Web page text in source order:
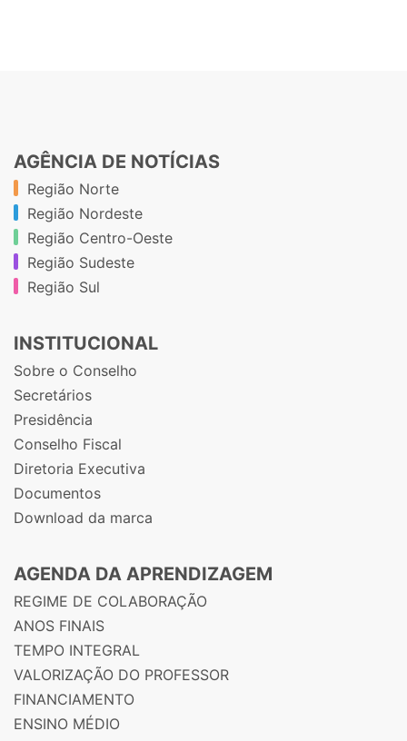
AGÊNCIA DE NOTÍCIAS
Região Norte
Região Nordeste
Região Centro-Oeste
Região Sudeste
Região Sul
INSTITUCIONAL
Sobre o Conselho
Secretários
Presidência
Conselho Fiscal
Diretoria Executiva
Documentos
Download da marca
AGENDA DA APRENDIZAGEM
REGIME DE COLABORAÇÃO
ANOS FINAIS
TEMPO INTEGRAL
VALORIZAÇÃO DO PROFESSOR
FINANCIAMENTO
ENSINO MÉDIO